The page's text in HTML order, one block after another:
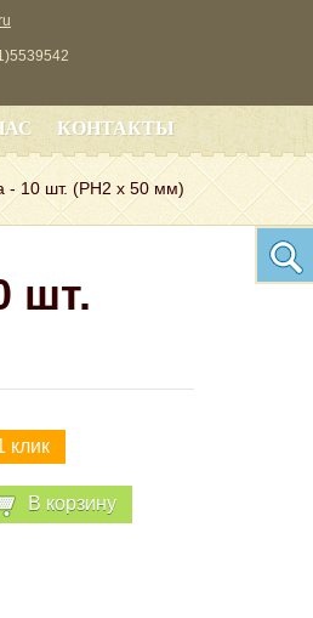
КОНТАКТЫ
- 10 шт. (PH2 х 50 мм)
шт.
В корзину